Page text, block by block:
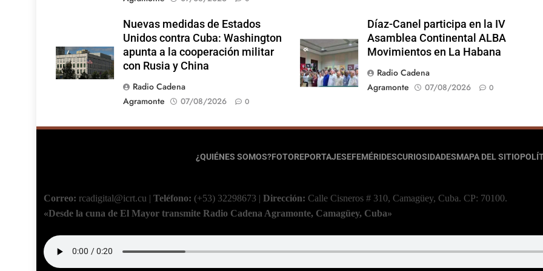
Nuevas medidas de Estados
Unidos contra Cuba: Washington
apunta a la cooperación militar
con Rusia y China
Radio Cadena
Agramonte
07/08/2026 0
Díaz-Canel participa en la IV
Asamblea Continental ALBA
Movimientos en La Habana
Radio Cadena
Agramonte
07/08/2026 0
¿QUIÉNES SOMOS?FOTOREPORTAJESEFEMÉRIDESCURIOSIDADESMAPA DEL SITIO
Correo: rcadigital@icrt.cu | Teléfono: (+53) 32298673 | Dirección: Calle Cisneros # 310, Camagüey, Cuba. CP: 70100.
«Desde la cuna de El Mayor transmite Radio Cadena Agramonte, Camagüey, Cuba»